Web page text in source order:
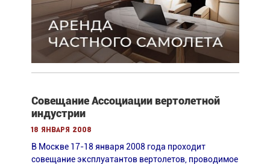
Совещание Ассоциации вертолетной
индустрии
18 января 2008
В Москве 17-18 января 2008 года проходит
совещание эксплуатантов вертолетов, проводимое